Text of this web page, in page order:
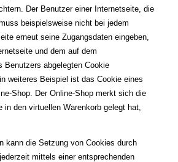
Der Benutzer einer Internetseite, die
beispielsweise nicht bei jedem
erneut seine Zugangsdaten eingeben,
und dem auf dem
Benutzers abgelegten Cookie
weiteres Beispiel ist das Cookie eines
Shop. Der Online-Shop merkt sich die
in den virtuellen Warenkorb gelegt hat,
kann die Setzung von Cookies durch
mittels einer entsprechenden